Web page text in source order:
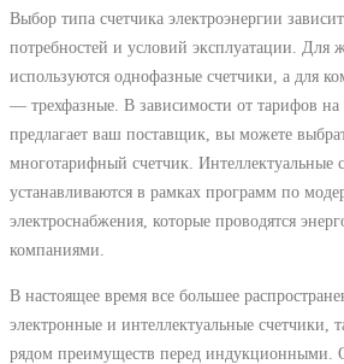
Выбор типа счетчика электроэнергии
потребностей и условий эксплуатации.
используются однофазные счетчики, а для
― трехфазные. В зависимости от тарифов на
предлагает ваш поставщик, вы можете
многотарифный счетчик. Интеллектуальные
устанавливаются в рамках программ по
электроснабжения, которые проводятся
компаниями.
В настоящее время все большее
электронные и интеллектуальные счетчики,
рядом преимуществ перед индукционными.